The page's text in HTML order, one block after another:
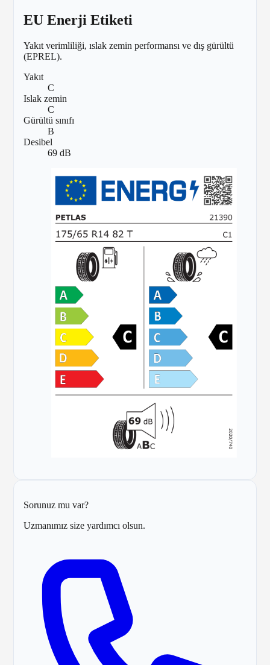
EU Enerji Etiketi
Yakıt verimliliği, ıslak zemin performansı ve dış gürültü
(EPREL).
Yakıt
C
Islak zemin
C
Gürültü sınıfı
B
Desibel
69 dB
Sorunuz mu var?
Uzmanımız size yardımcı olsun.